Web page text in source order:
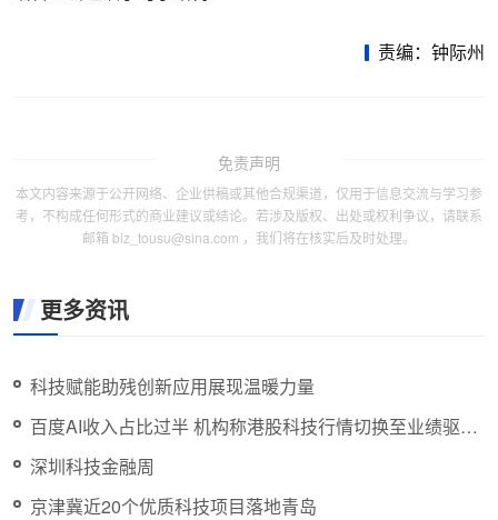
责编：钟际州
免责声明
本文内容来源于公开网络、企业供稿或其他合规渠道，仅用于信息交流与学习参
考，不构成任何形式的商业建议或结论。若涉及版权、出处或权利争议，请联系
邮箱 biz_tousu@sina.com ，我们将在核实后及时处理。
更多资讯
科技赋能助残创新应用展现温暖力量
百度AI收入占比过半 机构称港股科技行情切换至业绩驱动
阶段
深圳科技金融周
京津冀近20个优质科技项目落地青岛